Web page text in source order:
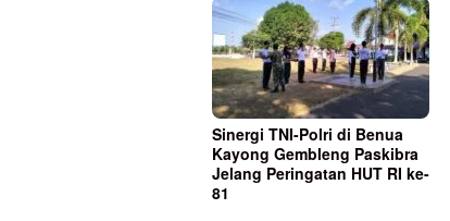
Sinergi TNI-Polri di Benua
Kayong Gembleng Paskibra
Jelang Peringatan HUT RI ke-
81